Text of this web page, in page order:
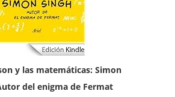
y las matemáticas: Simon
del enigma de Fermat